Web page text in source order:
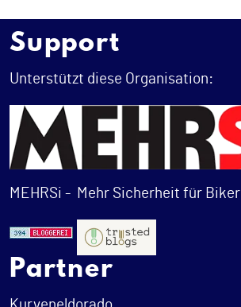
Support
Unterstützt diese Organisation:
MEHRSi - Mehr Sicherheit für Biker
Partner